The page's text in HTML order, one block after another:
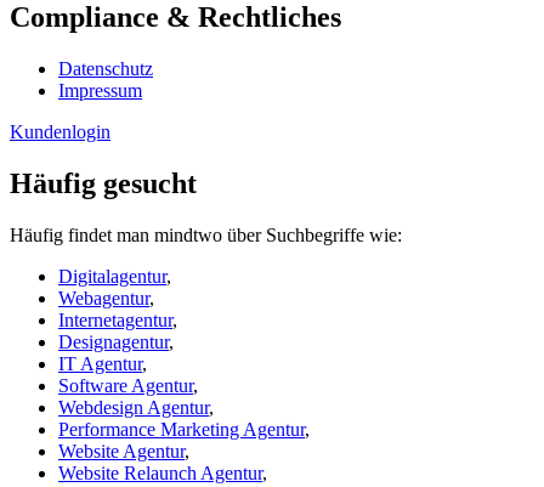
Compliance & Rechtliches
Datenschutz
Impressum
Kundenlogin
Häufig gesucht
Häufig findet man mindtwo über Suchbegriffe wie:
Digitalagentur,
Webagentur,
Internetagentur,
Designagentur,
IT Agentur,
Software Agentur,
Webdesign Agentur,
Performance Marketing Agentur,
Website Agentur,
Website Relaunch Agentur,